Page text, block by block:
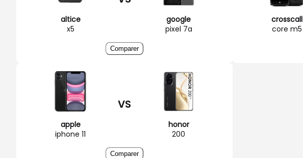
altice
x5
google
pixel 7a
Comparer
crosscall
core m5
apple
iphone 11
VS
honor
200
Comparer